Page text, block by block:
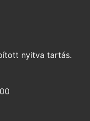
nyitva tartás.